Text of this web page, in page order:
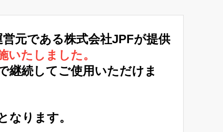
元である株式会社JPFが提供
たしました。
継続してご使用いただけま
なります。